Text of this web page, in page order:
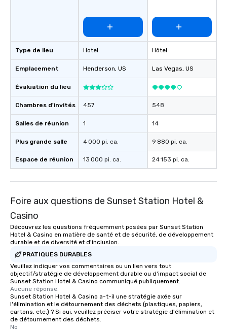
Type de lieu
Emplacement
Évaluation du lieu
Chambres d'invités
Salles de réunion
Plus grande salle
Espace de réunion
Hotel
Henderson, US
457
1
4 000 pi. ca.
13 000 pi. ca.
Hôtel
Las Vegas, US
548
14
9 880 pi. ca.
24 153 pi. ca.
Foire aux questions de Sunset Station Hotel &
Casino
Découvrez les questions fréquemment posées par Sunset Station
Hotel & Casino en matière de santé et de sécurité, de développement
durable et de diversité et d'inclusion.
PRATIQUES DURABLES
Veuillez indiquer vos commentaires ou un lien vers tout
objectif/stratégie de développement durable ou d'impact social de
Sunset Station Hotel & Casino communiqué publiquement.
Aucune réponse.
Sunset Station Hotel & Casino a-t-il une stratégie axée sur
l'élimination et le détournement des déchets (plastiques, papiers,
cartons, etc.) ? Si oui, veuillez préciser votre stratégie d'élimination et
de détournement des déchets.
No